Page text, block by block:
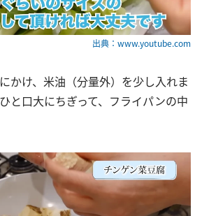
出典：www.youtube.com
かけ、米油（分量外）を少し入れま
と口大にちぎって、フライパンの中